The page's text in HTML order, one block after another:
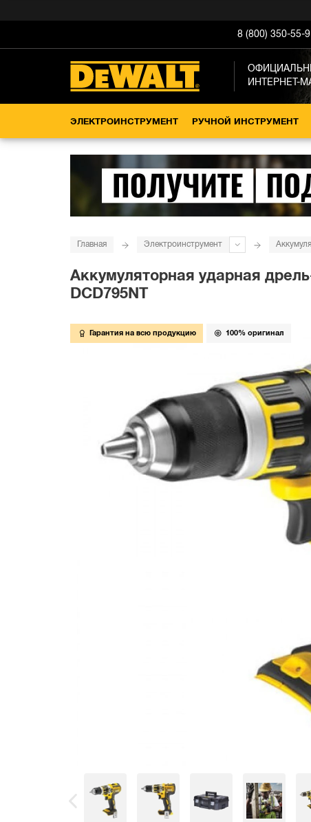
8 (800) 350-55-
ИНТЕРНЕТ-
ЭЛЕКТРОИНСТРУМЕНТ РУЧНОЙ ИНСТРУМЕНТ
Главная Электроинструмент
Аккумуляторная ударная
DCD795NT
Гарантия на всю продукцию 100% оригинал